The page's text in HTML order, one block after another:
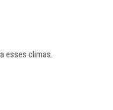
esses climas.